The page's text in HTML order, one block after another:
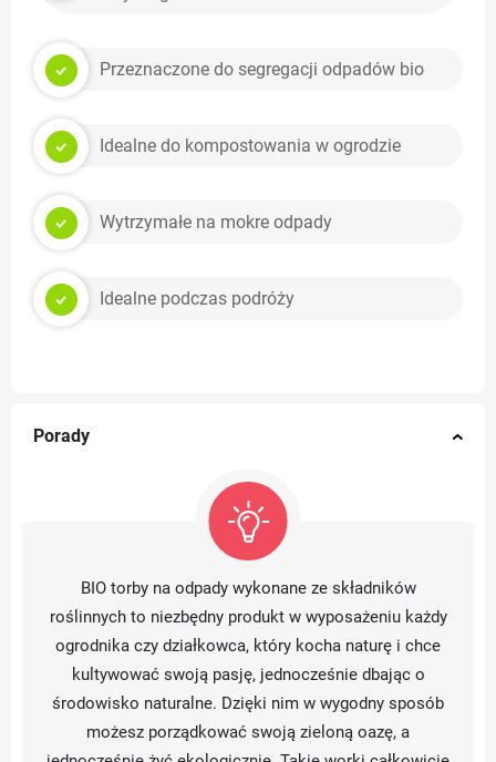
Przeznaczone do segregacji odpadów bio
Idealne do kompostowania w ogrodzie
Wytrzymałe na mokre odpady
Idealne podczas podróży
Porady
BIO torby na odpady wykonane ze składników
roślinnych to niezbędny produkt w wyposażeniu każdy
ogrodnika czy działkowca, który kocha naturę i chce
kultywować swoją pasję, jednocześnie dbając o
środowisko naturalne. Dzięki nim w wygodny sposób
możesz porządkować swoją zieloną oazę, a